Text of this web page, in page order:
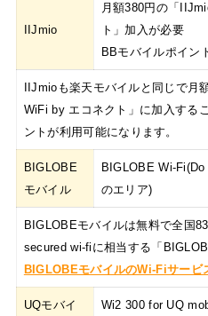
IIJmio
月額380円の「
ト」加入が必要
BBモバイルポイン
IIJmioも楽天モバイルと同じで月
WiFi by エコネクト」に加入する
ントが利用可能になります。
BIGLOBE
モバイル
BIGLOBE Wi-
のエリア)
BIGLOBEモバイルは無料で全国
secured wi-fiに相当する「
BIGLOBEモバイルのWi-Fiサービ
UQモバイ
Wi2 300 for UQ